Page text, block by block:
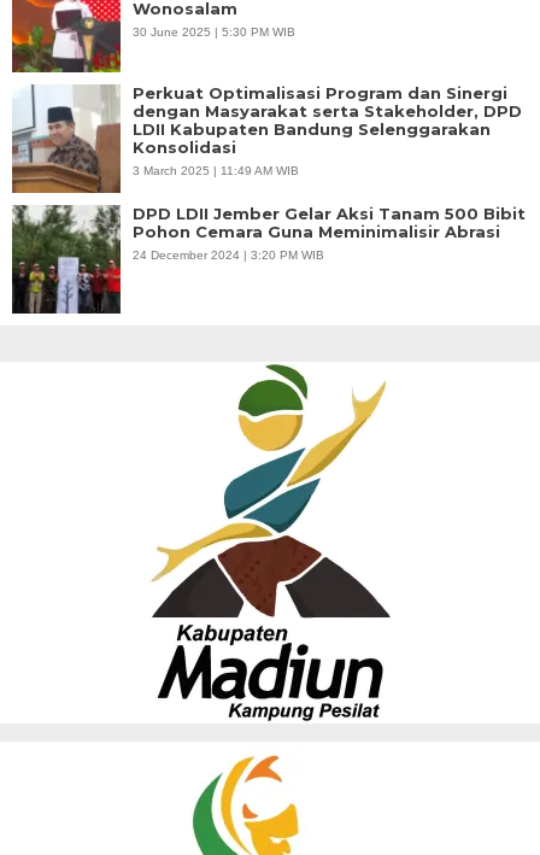
Wonosalam
30 June 2025 | 5:30 PM WIB
Perkuat Optimalisasi Program dan Sinergi
dengan Masyarakat serta Stakeholder, DPD
LDII Kabupaten Bandung Selenggarakan
Konsolidasi
3 March 2025 | 11:49 AM WIB
DPD LDII Jember Gelar Aksi Tanam 500 Bibit
Pohon Cemara Guna Meminimalisir Abrasi
24 December 2024 | 3:20 PM WIB